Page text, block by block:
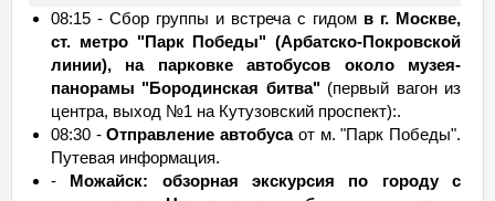
08:15 - Сбор группы и встреча с гидом в г. Москве,
ст. метро "Парк Победы" (Арбатско-Покровской
линии), на парковке автобусов около музея-
панорамы "Бородинская битва"(первый вагон из
центра, выход №1 на Кутузовский проспект):.
08:30 -Отправление автобусаот м. "Парк Победы".
Путевая информация.
- Можайск: обзорная экскурсия по городу с